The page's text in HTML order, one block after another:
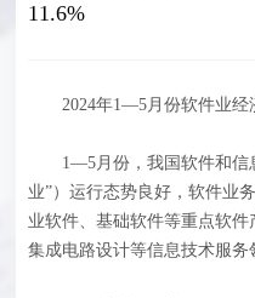
11.6%
2024年1—5月份软件业经
1—5月份，我国软件和信
业”）运行态势良好，软件业
业软件、基础软件等重点软件
集成电路设计等信息技术服务